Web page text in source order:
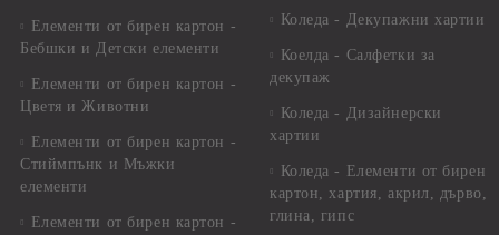
Елементи от бирен картон -
Бебшки и Детски елементи
Елементи от бирен картон -
Цветя и Животни
Елементи от бирен картон -
Стиймпънк и Мъжки
елементи
Елементи от бирен картон -
Коледа - Декупажни хартии
Коелда - Салфетки за
декупаж
Коледа - Дизайнерски
хартии
Коледа - Eлементи от бирен
картон, хартия, акрил, дърво,
глина, гипс